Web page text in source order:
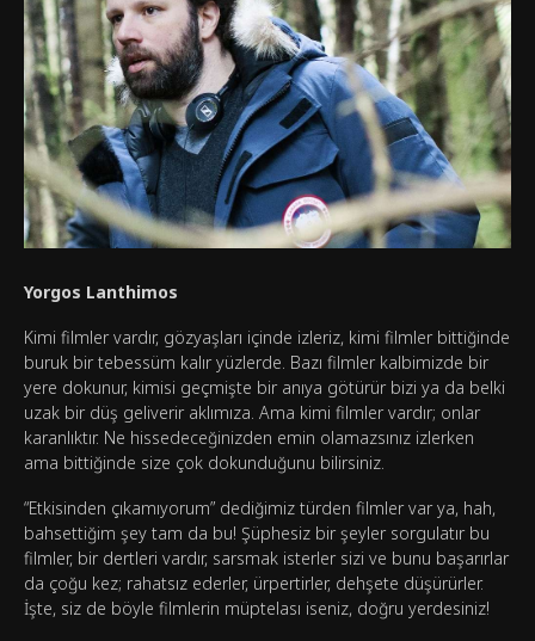
Yorgos Lanthimos
Kimi filmler vardır, gözyaşları içinde izleriz, kimi filmler bittiğinde
buruk bir tebessüm kalır yüzlerde. Bazı filmler kalbimizde bir
yere dokunur, kimisi geçmişte bir anıya götürür bizi ya da belki
uzak bir düş geliverir aklımıza. Ama kimi filmler vardır; onlar
karanlıktır. Ne hissedeceğinizden emin olamazsınız izlerken
ama bittiğinde size çok dokunduğunu bilirsiniz.
“Etkisinden çıkamıyorum” dediğimiz türden filmler var ya, hah,
bahsettiğim şey tam da bu! Şüphesiz bir şeyler sorgulatır bu
filmler, bir dertleri vardır, sarsmak isterler sizi ve bunu başarırlar
da çoğu kez; rahatsız ederler, ürpertirler, dehşete düşürürler.
İşte, siz de böyle filmlerin müptelası iseniz, doğru yerdesiniz!